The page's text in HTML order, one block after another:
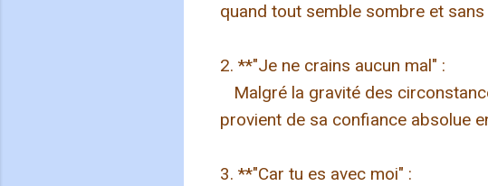
quand tout semble sombre et sans
2. **"Je ne crains aucun mal" :
Malgré la gravité des
provient de sa confiance absolue
3. **"Car tu es avec moi" :